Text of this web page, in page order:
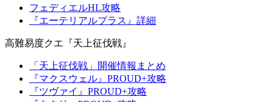
フェディエルHL攻略
『エーテリアルプラス』詳細
高難易度クエ『天上征伐戦』
「天上征伐戦」開催情報まとめ
『マクスウェル』PROUD+攻略
『ツヴァイ』PROUD+攻略